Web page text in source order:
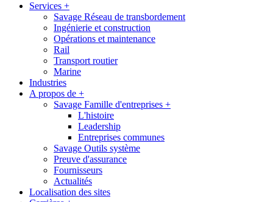
Services +
Savage Réseau de transbordement
Ingénierie et construction
Opérations et maintenance
Rail
Transport routier
Marine
Industries
A propos de +
Savage Famille d'entreprises +
L'histoire
Leadership
Entreprises communes
Savage Outils système
Preuve d'assurance
Fournisseurs
Actualités
Localisation des sites